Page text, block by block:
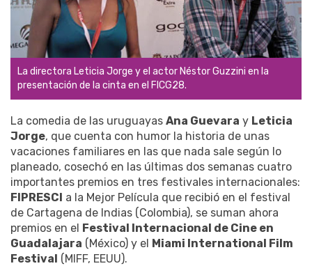
La directora Leticia Jorge y el actor Néstor Guzzini en la
presentación de la cinta en el FICG28.
La comedia de las uruguayas Ana Guevara y Leticia
Jorge, que cuenta con humor la historia de unas
vacaciones familiares en las que nada sale según lo
planeado, cosechó en las últimas dos semanas cuatro
importantes premios en tres festivales internacionales:
FIPRESCI a la Mejor Película que recibió en el festival
de Cartagena de Indias (Colombia), se suman ahora
premios en el Festival Internacional de Cine en
Guadalajara (México) y el Miami International Film
Festival (MIFF, EEUU).